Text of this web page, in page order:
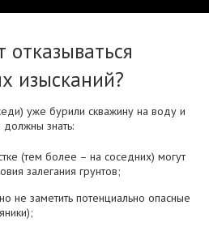
отказываться
изысканий?
уже бурили скважину на воду и
знать:
(тем более – на соседних) могут
залегания грунтов;
не заметить потенциально опасные